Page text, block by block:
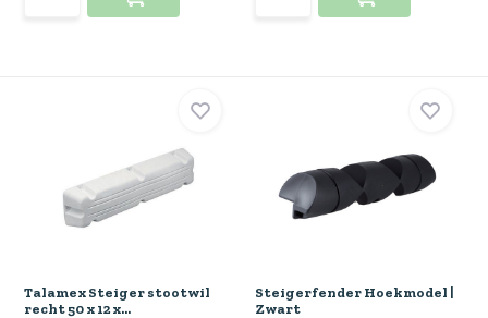
Talamex Steiger stootwil
recht 50 x 12 x...
Steigerfender Hoekmodel |
Zwart